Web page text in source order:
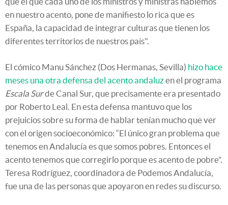
en nuestro acento, pone de manifiesto lo rica que es
España, la capacidad de integrar culturas que tienen los
diferentes territorios de nuestros país".
El cómico Manu Sánchez (Dos Hermanas, Sevilla) hizo hace
meses una otra defensa del acento andaluzen el programa
Escala Surde Canal Sur, que precisamente era presentado
por Roberto Leal. En esta defensa mantuvo que los
prejuicios sobre su forma de hablar tenían mucho que ver
con el origen socioeconómico: “El único gran problema que
tenemos en Andalucía es que somos pobres. Entonces el
acento tenemos que corregirlo porque es acento de pobre”.
Teresa Rodríguez, coordinadora de Podemos Andalucía,
fue una de las personas que apoyaron en redes su discurso.